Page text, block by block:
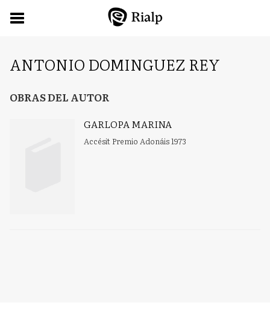
ANTONIO DOMINGUEZ REY
OBRAS DEL AUTOR
GARLOPA MARINA
Accésit Premio Adonáis 1973